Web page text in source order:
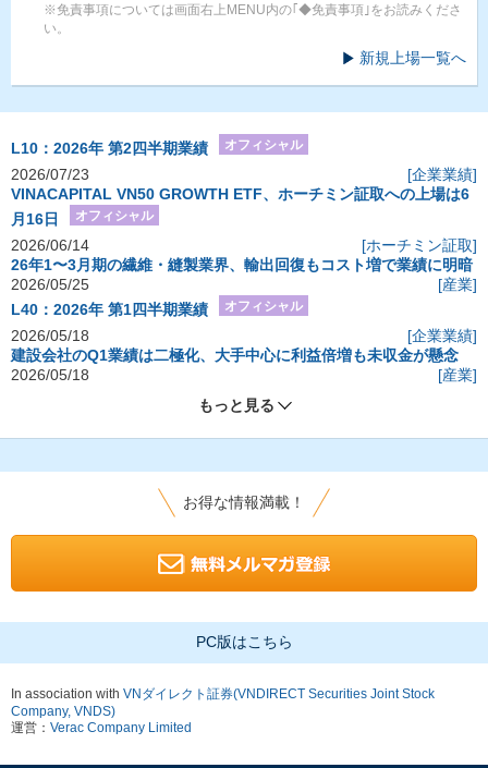
※免責事項については画面右上MENU内の｢◆免責事項｣をお読みくださ
い。
新規上場一覧へ
L10：2026年 第2四半期業績 オフィシャル
2026/07/23
[企業業績]
VINACAPITAL VN50 GROWTH ETF、ホーチミン証取への上場は6
月16日
オフィシャル
2026/06/14
[ホーチミン証取]
26年1〜3月期の繊維・縫製業界、輸出回復もコスト増で業績に明暗
2026/05/25
[産業]
L40：2026年 第1四半期業績
オフィシャル
2026/05/18
[企業業績]
建設会社のQ1業績は二極化、大手中心に利益倍増も未収金が懸念
2026/05/18
[産業]
もっと見る
お得な情報満載！
PC版はこちら
In association with VNダイレクト証券(VNDIRECT Securities Joint Stock
Company, VNDS)
運営： Verac Company Limited